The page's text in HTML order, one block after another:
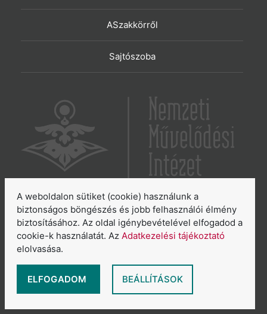
ASzakkörről
Sajtószoba
6065 Lakitelek, Szentkirályi út 2.
E-mail:aszakkor@nmi.hu
E-mail: titkarsag@nmi.hu
Adatkezelési tájékoztató
Általános Szerződési Feltételek
A weboldalon sütiket (cookie) használunk a
biztonságos böngészés és jobb felhasználói élmény
biztosításához. Az oldal igénybevételével elfogadod a
cookie-k használatát. Az Adatkezelési tájékoztató
elolvasása.
ELFOGADOM BEÁLLÍTÁSOK